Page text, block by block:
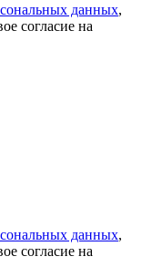
данных,
согласие на
данных,
согласие на